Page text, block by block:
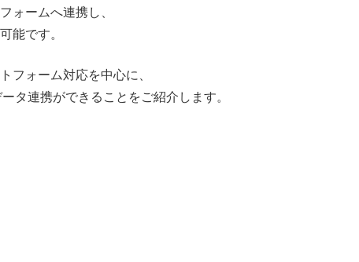
ォームへ連携し、
能です。
フォーム対応を中心に、
タ連携ができることをご紹介します。